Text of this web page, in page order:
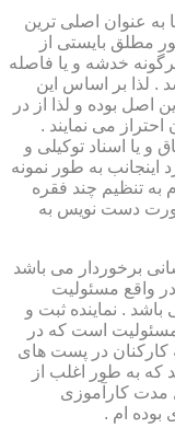
به عنوان اصلی ترین
مطلق بایستی از
خدشه و یا فاصله
. لذا بر اساس این
اصل بوده و لذا از در
احتراز می نمایند .
و یا اسناد توکیلی و
اینجانب به طور نمونه
به تنظیم چند فقره
دست نویس به
انسانی برخوردار می باشد
واقع مسئولیت
. نماینده ثبت و
مسئولیت است که در
کارکنان در پست های
که به طور اغلب از
مدت کارآموزی
بوده ام .